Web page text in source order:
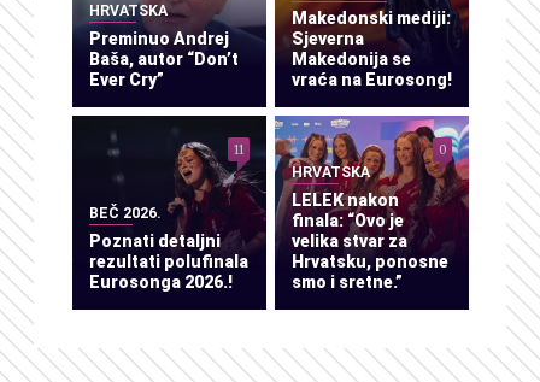
HRVATSKA
Preminuo Andrej
Baša, autor “Don’t
Ever Cry”
Makedonski mediji:
Sjeverna
Makedonija se
vraća na Eurosong!
BEČ 2026.
Poznati detaljni
rezultati polufinala
Eurosonga 2026.!
11
HRVATSKA
LELEK nakon
finala: “Ovo je
velika stvar za
Hrvatsku, ponosne
smo i sretne.”
0